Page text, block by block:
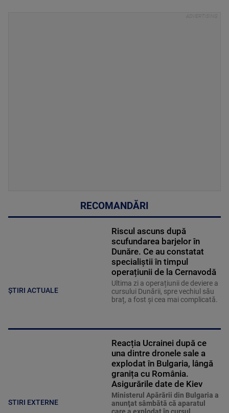
RECOMANDĂRI
ȘTIRI ACTUALE
Riscul ascuns după
scufundarea barjelor în
Dunăre. Ce au constatat
specialiștii în timpul
operațiunii de la Cernavodă
Ultima zi a operațiunii de deviere a
cursului Dunării, spre vechiul său
braț, a fost și cea mai complicată.
STIRI EXTERNE
Reacția Ucrainei după ce
una dintre dronele sale a
explodat în Bulgaria, lângă
granița cu România.
Asigurările date de Kiev
Ministerul Apărării din Bulgaria a
anunţat sâmbătă că aparatul